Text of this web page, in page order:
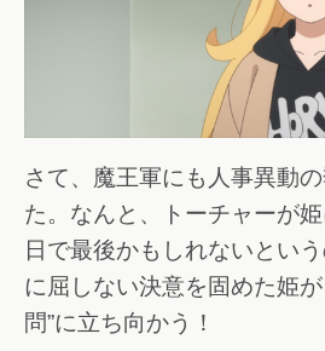
さて、魔王軍にも人事異動
た。なんと、トーチャーが姫
日で最後かもしれないとい
に屈しない決意を固めた姫
問”に立ち向かう！